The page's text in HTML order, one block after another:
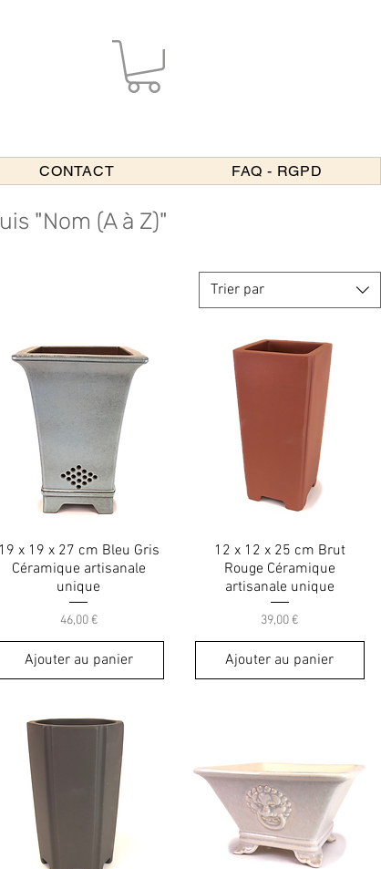
CONTACT FAQ - RGPD
"Nom (A à Z)"
Trier par
19 x 19 x 27 cm Bleu Gris
Céramique artisanale
unique
Prix
46,00 €
Ajouter au panier
12 x 12 x 25 cm Brut
Rouge Céramique
artisanale unique
Prix
39,00 €
Ajouter au panier